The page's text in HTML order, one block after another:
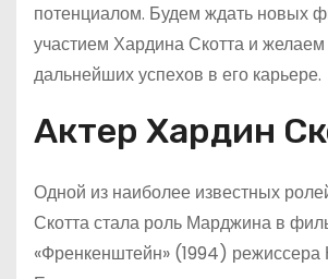
потенциалом. Будем ждать новых
участием Хардина Скотта и
дальнейших успехов в его карьере.
Актер Хардин
Одной из наиболее известных
Скотта стала роль Марджина в
«Френкенштейн» (1994) режиссера